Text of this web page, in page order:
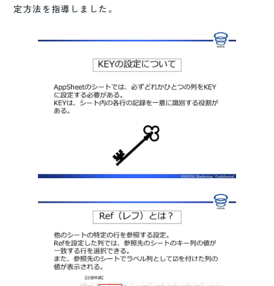
定方法を指導しました。